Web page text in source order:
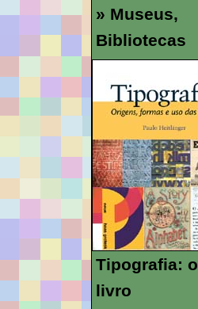
» Museus,
Bibliotecas
Tipografia: o
livro